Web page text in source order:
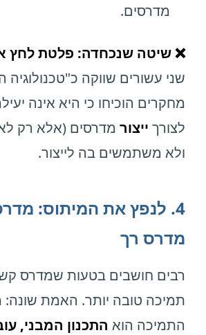
מדרסים.
❌ שיטה שנכחדה: פלטת לחץ
שני עשורים שווקה
מחקרים הוכיחו כי היא אינה
לצורך ייצור מדרסים (אלא רק
ולא משתמשים בה לייצור.
4. לנפץ את המיתוס:
מדרס רך
רבים חושבים בטעות שמדרס
תמיכה טובה יותר. האמת
התמיכה הוא התכנון המבני,